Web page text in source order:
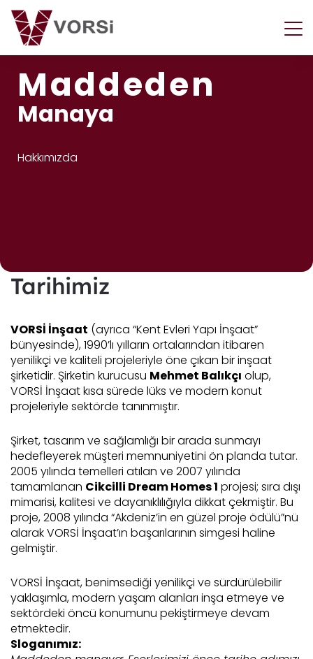
Maddeden
Manaya
Hakkımızda
Tarihimiz
VORSİ İnşaat (ayrıca “Kent Evleri Yapı İnşaat”
bünyesinde), 1990’lı yılların ortalarından itibaren
yenilikçi ve kaliteli projeleriyle öne çıkan bir inşaat
şirketidir. Şirketin kurucusu Mehmet Balıkçı olup,
VORSİ İnşaat kısa sürede lüks ve modern konut
projeleriyle sektörde tanınmıştır.
Şirket, tasarım ve sağlamlığı bir arada sunmayı
hedefleyerek müşteri memnuniyetini ön planda tutar.
2005 yılında temelleri atılan ve 2007 yılında
tamamlanan Cikcilli Dream Homes 1 projesi; sıra dışı
mimarisi, kalitesi ve dayanıklılığıyla dikkat çekmiştir. Bu
proje, 2008 yılında “Akdeniz’in en güzel proje ödülü”nü
alarak VORSİ İnşaat’ın başarılarının simgesi haline
gelmiştir.
VORSİ İnşaat, benimsediği yenilikçi ve sürdürülebilir
yaklaşımla, modern yaşam alanları inşa etmeye ve
sektördeki öncü konumunu pekiştirmeye devam
etmektedir.
Sloganımız: